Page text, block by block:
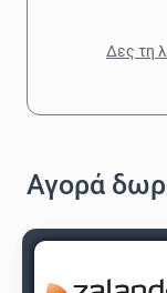
Δες τη
Αγορά